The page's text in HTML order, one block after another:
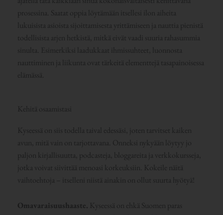
prosessina. Saatat oppia löytämään itsellesi ilon aiheita
lukuisista asioista sijoittamisesta yrittämiseen ja nauttia pienistä
todellisista arjen hetkistä, mitkä eivät vaadi suuria rahasummia
sinulta. Esimerkiksi laadukkaat ihmissuhteet, luonnosta
nauttiminen ja liikunta ovat tärkeitä elementtejä tasapainoisessa
elämässä.
Kehitä osaamistasi
Kyseessä on siis todella taival edessäsi, joten tarvitset kaiken
avun, mitä vain on tarjottavana. Onneksi nykyään löytyy jo
paljon kirjallisuutta, podcasteja, bloggareita ja verkkokursseja,
jotka voivat siivittää menoasi korkeuksiin. Kokeile näitä
vaihtoehtoja – itselleni niistä ainakin on ollut suurta hyötyä!
Omavaraisuushaaste. Kyseessä on ehkä Suomen paras